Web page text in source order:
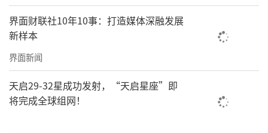
界面财联社10年10事：打造媒体深融发展
新样本
界面新闻
天启29-32星成功发射，“天启星座”即
将完成全球组网！